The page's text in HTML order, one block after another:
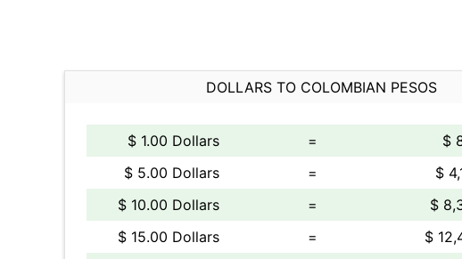
DOLLARS TO COLOMBIAN PESOS
$ 1.00 Dollars =
$
$ 5.00 Dollars
=
$
$ 10.00 Dollars
=
$
$ 15.00 Dollars
=
$